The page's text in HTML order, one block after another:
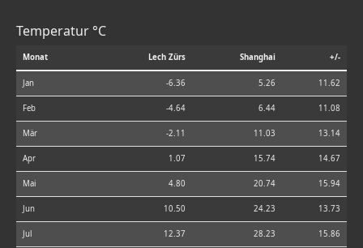
Temperatur °C
Monat Lech Zürs Shanghai +/-
Jan -6.36 5.26 11.62
Feb -4.64 6.44 11.08
Mär -2.11 11.03 13.14
Apr 1.07 15.74 14.67
Mai 4.80 20.74 15.94
Jun 10.50 24.23 13.73
Jul 12.37 28.23 15.86